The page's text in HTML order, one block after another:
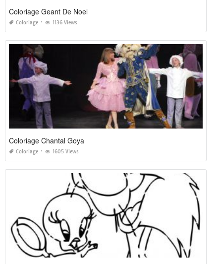
Coloriage Geant De Noel
Coloriage 1136 Views
Coloriage Chantal Goya
Coloriage 1605 Views